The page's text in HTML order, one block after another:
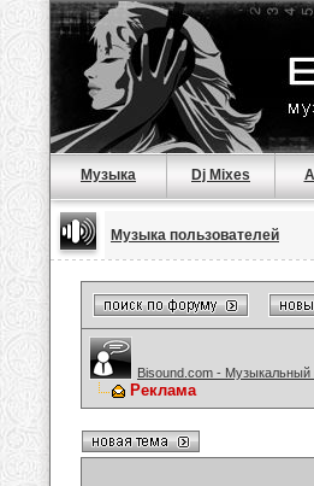
Музыка Dj Mixes
Музыка пользователей
Bisound.com - Музыкальный
Реклама